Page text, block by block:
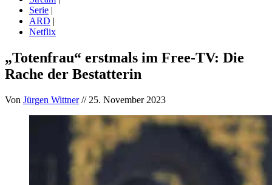
Serie |
ARD |
Netflix
„Totenfrau“ erstmals im Free-TV: Die
Rache der Bestatterin
Von Jürgen Wittner// 25. November 2023